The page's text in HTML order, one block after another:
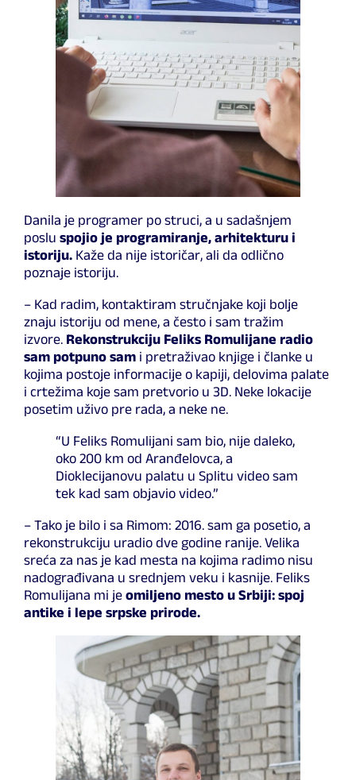
Danila je programer po struci, a u sadašnjem
posluspojio je programiranje, arhitekturu i
istoriju. Kaže da nije istoričar, ali da odlično
poznaje istoriju.
– Kad radim, kontaktiram stručnjake koji bolje
znaju istoriju od mene, a često i sam tražim
izvore. Rekonstrukciju Feliks Romulijane radio
sam potpuno sam i pretraživao knjige i članke u
kojima postoje informacije o kapiji, delovima palate
i crtežima koje sam pretvorio u 3D. Neke lokacije
posetim uživo pre rada, a neke ne.
“U Feliks Romulijani sam bio, nije daleko,
oko 200 km od Aranđelovca, a
Dioklecijanovu palatu u Splitu video sam
tek kad sam objavio video.”
– Tako je bilo i sa Rimom: 2016. sam ga posetio, a
rekonstrukciju uradio dve godine ranije. Velika
sreća za nas je kad mesta na kojima radimo nisu
nadograđivana u srednjem veku i kasnije. Feliks
Romulijana mi jeomiljeno mesto u Srbiji: spoj
antike i lepe srpske prirode.